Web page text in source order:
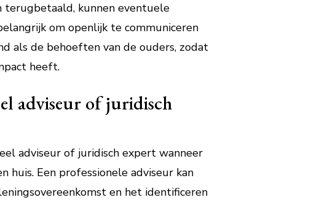
terugbetaald, kunnen eventuele
om openlijk te communiceren
als de behoeften van de ouders, zodat
heeft.
adviseur of juridisch
adviseur of juridisch expert wanneer
huis. Een professionele adviseur kan
en het identificeren